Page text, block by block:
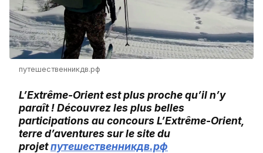
путешественникдв.рф
L’Extrême-Orient est plus proche qu’il n’y
paraît ! Découvrez les plus belles
participations au concours L’Extrême-Orient,
terre d’aventures sur le site du
projetпутешественникдв.рф